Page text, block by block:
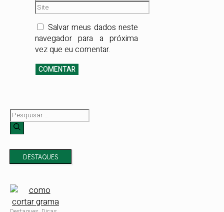
informações
precisas, seguras e
validadas por quem
conhece o catálogo
da empresa em seus
mínimos detalhes.
mail
Site
Salvar meus dados neste
navegador para a próxima
vez que eu comentar.
Pesquisar
por:
DESTAQUES